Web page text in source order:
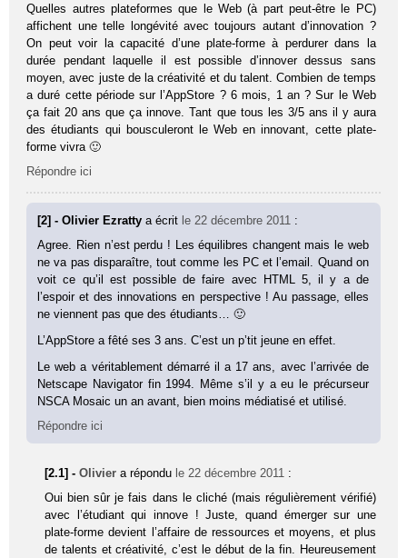
Quelles autres plateformes que le Web (à part peut-être le PC)
affichent une telle longévité avec toujours autant d’innovation ?
On peut voir la capacité d’une plate-forme à perdurer dans la
durée pendant laquelle il est possible d’innover dessus sans
moyen, avec juste de la créativité et du talent. Combien de temps
a duré cette période sur l’AppStore ? 6 mois, 1 an ? Sur le Web
ça fait 20 ans que ça innove. Tant que tous les 3/5 ans il y aura
des étudiants qui bousculeront le Web en innovant, cette plate-
forme vivra 🙂
Répondre ici
[2] - Olivier Ezrattya écrit le 22 décembre 2011 :
Agree. Rien n’est perdu ! Les équilibres changent mais le web
ne va pas disparaître, tout comme les PC et l’email. Quand on
voit ce qu’il est possible de faire avec HTML 5, il y a de
l’espoir et des innovations en perspective ! Au passage, elles
ne viennent pas que des étudiants… 🙂
L’AppStore a fêté ses 3 ans. C’est un p’tit jeune en effet.
Le web a véritablement démarré il a 17 ans, avec l’arrivée de
Netscape Navigator fin 1994. Même s’il y a eu le précurseur
NSCA Mosaic un an avant, bien moins médiatisé et utilisé.
Répondre ici
[2.1] -Olivier a répondu le 22 décembre 2011 :
Oui bien sûr je fais dans le cliché (mais régulièrement vérifié)
avec l’étudiant qui innove ! Juste, quand émerger sur une
plate-forme devient l’affaire de ressources et moyens, et plus
de talents et créativité, c’est le début de la fin. Heureusement